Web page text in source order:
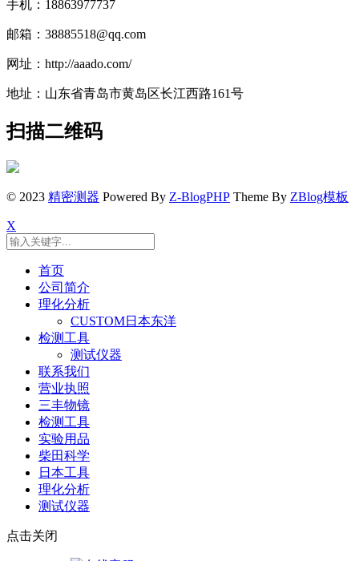
手机：18863977737
邮箱：38885518@qq.com
网址：http://aaado.com/
地址：山东省青岛市黄岛区长江西路161号
扫描二维码
© 2023 精密测器 Powered By Z-BlogPHP Theme By ZBlog模板
X
首页
公司简介
理化分析
CUSTOM日本东洋
检测工具
测试仪器
联系我们
营业执照
三丰物镜
检测工具
实验用品
柴田科学
日本工具
理化分析
测试仪器
点击关闭